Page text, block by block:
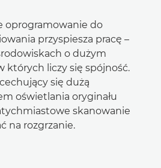
oprogramowanie do
przyspiesza pracę –
o dużym
których liczy się spójność.
się dużą
oświetlania oryginału
skanowanie
na rozgrzanie.